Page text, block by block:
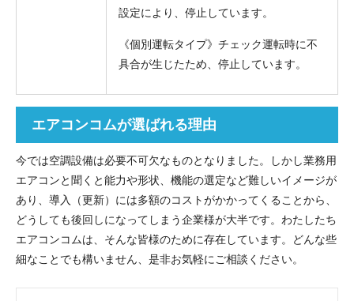
設定により、停止しています。
《個別運転タイプ》チェック運転時に不
具合が生じたため、停止しています。
エアコンコムが選ばれる理由
今では空調設備は必要不可欠なものとなりました。しかし業務用
エアコンと聞くと能力や形状、機能の選定など難しいイメージが
あり、導入（更新）には多額のコストがかかってくることから、
どうしても後回しになってしまう企業様が大半です。わたしたち
エアコンコムは、そんな皆様のために存在しています。どんな些
細なことでも構いません、是非お気軽にご相談ください。